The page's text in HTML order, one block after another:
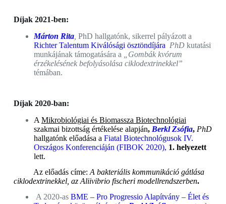
Díjak 2021-ben:
Márton Rita, PhD hallgatónk, sikerrel pályázott a
Richter Talentum Kiválósági ösztöndíjára PhDkutatási
munkájának támogatására a
„Gombák kvórum
érzékelésének befolyásolása ciklodextrinekkel”
témában.
Díjak 2020-ban:
A Mikrobiológiai és Biomassza Biotechnológiai
szakmai bizottság értékelése alapján, Berkl Zsófia, PhD
hallgatónk előadása a Fiatal Biotechnológusok IV.
Országos Konferenciáján (FIBOK 2020), 1. helyezett
lett.
Az előadás címe: A bakteriális kommunikáció gátlása
ciklodextrinekkel, az Aliivibrio fischeri modellrendszerben.
A 2020-as BME – Pro Progressio Alapítvány – Élet és